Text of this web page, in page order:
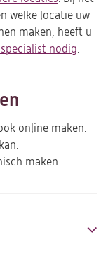
welke locatie uw
maken, heeft u
nodig.
online maken.
maken.